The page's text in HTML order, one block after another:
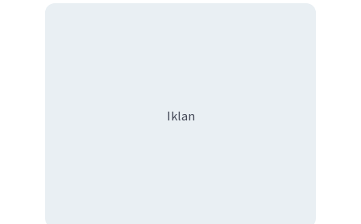
Iklan